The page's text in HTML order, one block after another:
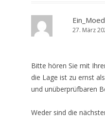
27. März
Bitte hören Sie mit
die Lage ist zu ernst
und unüberprüfbaren
Weder sind die